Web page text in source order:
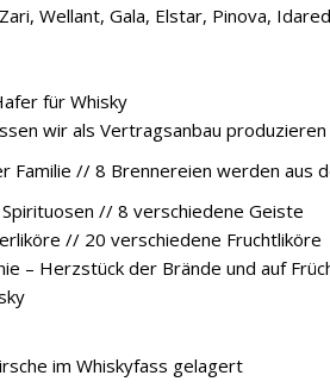
Wellant, Gala, Elstar, Pinova,
für Whisky
wir als Vertragsanbau produzieren
Familie // 8 Brennereien werden aus
// 8 verschiedene Geiste
// 20 verschiedene Fruchtliköre
– Herzstück der Brände und auf
im Whiskyfass gelagert